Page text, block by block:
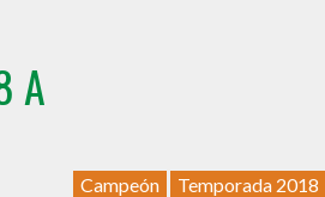
A
Campeón Temporada 2018